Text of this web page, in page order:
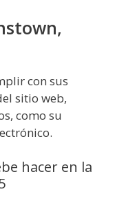
con sus
sitio web,
como su
hacer en la